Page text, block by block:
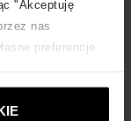
"Akceptuję
nas
preferencje